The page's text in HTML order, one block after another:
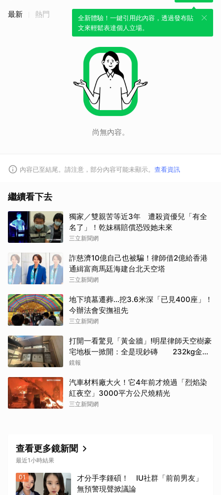
全新體驗！一鍵引用此內容，透過發布貼
文來輕鬆表達個人立場。
最新 熱門
尚無內容。
內容已至結尾。請注意，部分內容可能未顯示。 查看資訊
繼續看下去
獨家／雙親苦等近3年 遭殺資優兒「有全
名了」！乾妹稱賠償恐毀她未來
三立新聞網
詐慈濟10億自己也被騙！律師借2億給香港
通緝富商馬廷海建台北天空塔
三立新聞網
地下墳墓遷葬…挖3.6米深「已見400座」！
今辦法會安撫祖先
三立新聞網
打開一看驚見「黃金牆」!明星律師天空樹豪
宅地板一掀開：全是現鈔磚 232kg金山
震撼影像曝
鏡報
汽車材料廠大火！它4年前才燒過「烈焰染
紅夜空」3000平方公尺燒精光
三立新聞網
查看更多鏡新聞
最近1小時結果
01
才分手李鍾碩！ IU社群「前前男友」
無預警現聲掀議論